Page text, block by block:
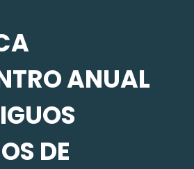
ANUAL
DE